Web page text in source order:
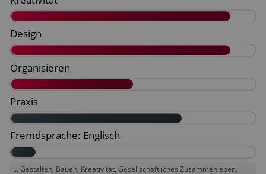
... Gestalten, Bauen, Kreativität, Gesellschaftliches Zusammenleben,